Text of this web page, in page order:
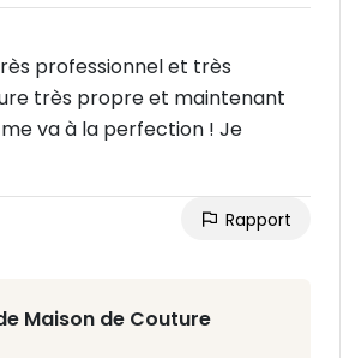
professionnel et très
très propre et maintenant
va à la perfection ! Je
Rapport
Maison de Couture